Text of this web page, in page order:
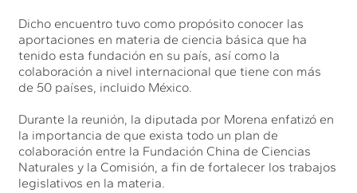
Dicho encuentro tuvo como propósito conocer las
aportaciones en materia de ciencia básica que ha
tenido esta fundación en su país, así como la
colaboración a nivel internacional que tiene con más
de 50 países, incluido México.
Durante la reunión, la diputada por Morena enfatizó en
la importancia de que exista todo un plan de
colaboración entre la Fundación China de Ciencias
Naturales y la Comisión, a fin de fortalecer los trabajos
legislativos en la materia.